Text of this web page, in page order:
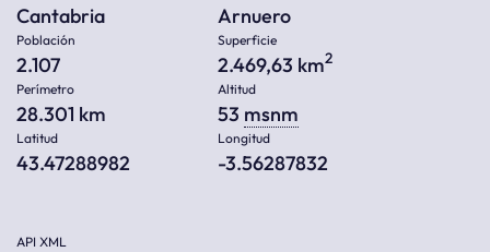
Cantabria Arnuero
Población
2.107
Superficie
2.469,63 km2
Perímetro
28.301 km
Altitud
53 msnm
Latitud
43.47288982
Longitud
-3.56287832
API XML